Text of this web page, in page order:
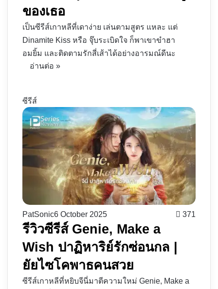
ของเธอ
เป็นซีรีส์เกาหลีที่เดาง่าย เล่นตามสูตร แหละ แต่
Dinamite Kiss หรือ จุ๊บระเบิดใจ ก็พาเขาขำฮา
อมยิ้ม และติดตามรักสี่เส้าได้อย่างอารมณ์ดีนะ
อ่านต่อ »
ซีรีส์
PatSonic6 October 2025 371
รีวิวซีรีส์ Genie, Make a
Wish ปาฏิหาริย์รักซ่อนกล |
ยัยไซโคพาธคนสวย
ซีรีส์เกาหลีที่หยิบจีนี่มาตีความใหม่ Genie, Make a